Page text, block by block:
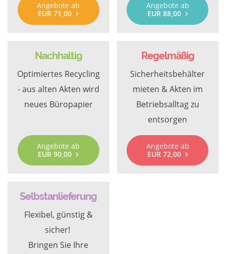
Angebote ab
EUR 71,00
Angebote ab
EUR 88,00
Nachhaltig
Optimiertes Recycling
- aus alten Akten wird
neues Büropapier
Angebote ab
EUR 90,00
Regelmäßig
Sicherheitsbehälter
mieten & Akten im
Betriebsalltag zu
entsorgen
Angebote ab
EUR 72,00
Selbstanlieferung
Flexibel, günstig &
sicher!
Bringen Sie Ihre